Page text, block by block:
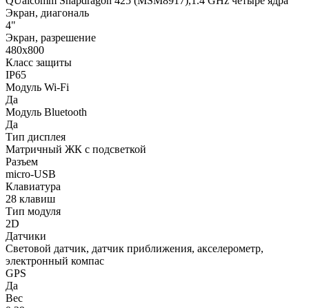
Экран, диагональ
4"
Экран, разрешение
480х800
Класс защиты
IP65
Модуль Wi-Fi
Да
Модуль Bluetooth
Да
Тип дисплея
Матричный ЖК с подсветкой
Разъем
micro-USB
Клавиатура
28 клавиш
Тип модуля
2D
Датчики
Световой датчик, датчик приближения, акселерометр,
электронный компас
GPS
Да
Вес